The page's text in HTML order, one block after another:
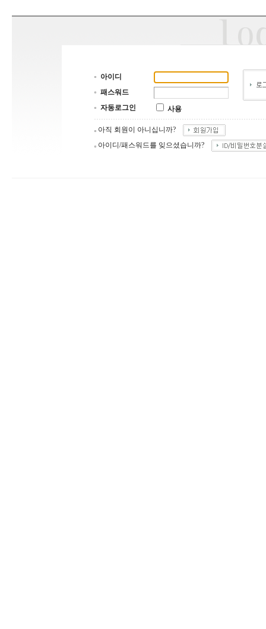
아이디
패스워드
자동로그인
사용
아직 회원이 아니십니까?
아이디/패스워드를 잊으셨습니까?